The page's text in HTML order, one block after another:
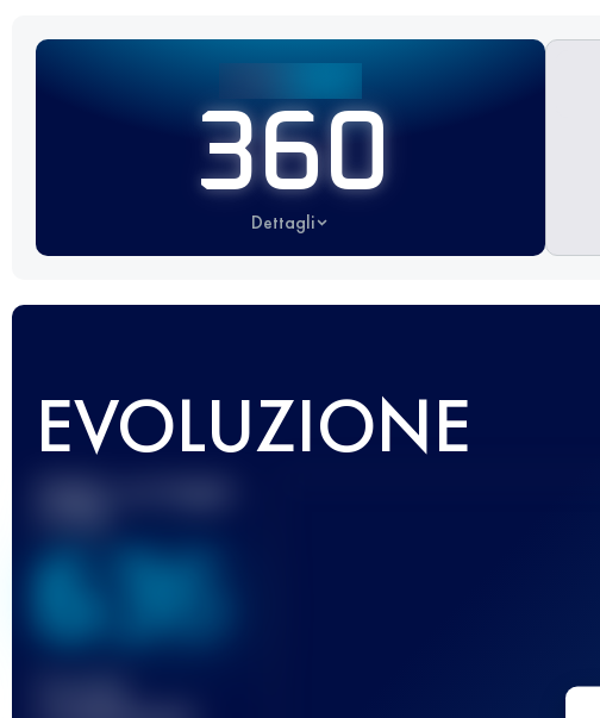
360
Dettagli
EVOLUZIONE
Miglior punteggio
636
Gara(e)